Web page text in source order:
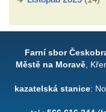
Farní sbor
Městě na Moravě ,
kazatelská stanice: